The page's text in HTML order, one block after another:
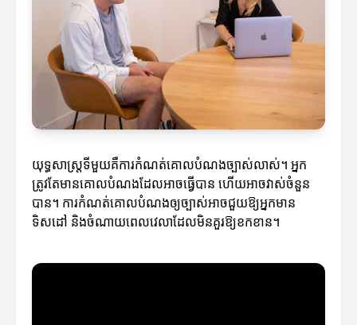
យុទ្ធសាស្ត្រទីមួយគឺការកំណត់គោលបំណងច្បាស់លាស់។ អ្នក
ត្រូវតែមានគោលបំណងដែលអាចធ្វើបាន ហើយអាចវាស់ចំនួន
បាន។ ការកំណត់គោលបំណងឲ្យច្បាស់អាចជួយឱ្យអ្នកមាន
ទិសដៅ និងចំណាយពេលវេលាដែលមិនគួរឱ្យខកខាន។